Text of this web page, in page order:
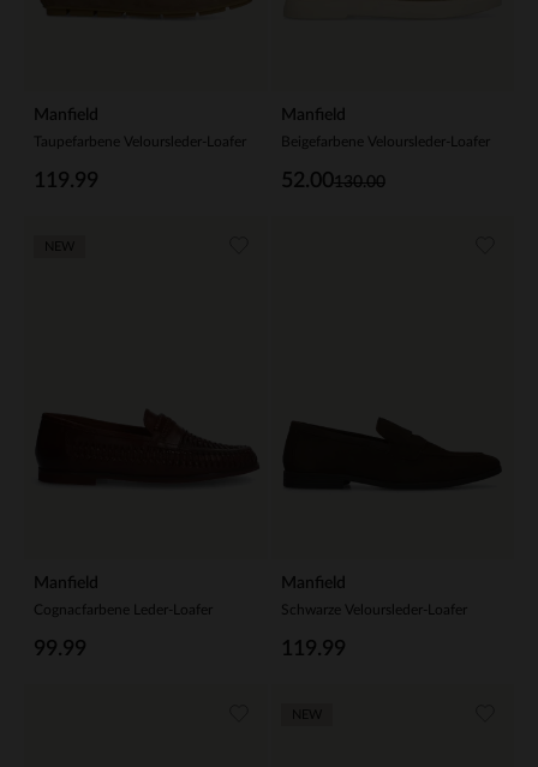
Manfield
Taupefarbene Veloursleder-Loafer
119.99
Manfield
Beigefarbene Veloursleder-Loafer
130.00
52.00
Manfield
Cognacfarbene Leder-Loafer
99.99
Manfield
Schwarze Veloursleder-Loafer
119.99